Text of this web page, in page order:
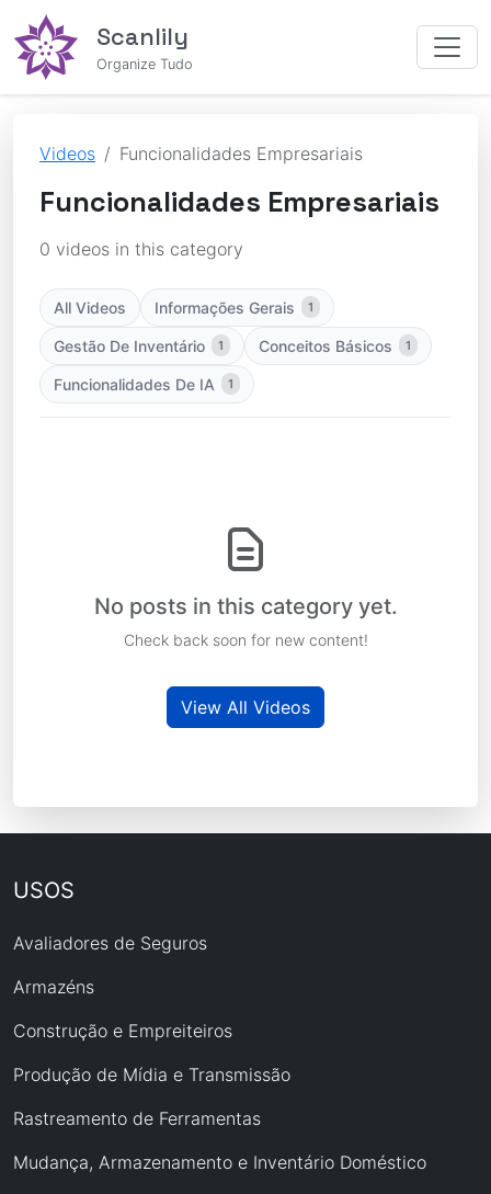
Scanlily
Organize Tudo
Videos Funcionalidades Empresariais
Funcionalidades Empresariais
0 videos in this category
All Videos Informações Gerais 1
Gestão De Inventário 1 Conceitos Básicos 1
Funcionalidades De IA 1
No posts in this category yet.
Check back soon for new content!
View All Videos
USOS
Avaliadores de Seguros
Armazéns
Construção e Empreiteiros
Produção de Mídia e Transmissão
Rastreamento de Ferramentas
Mudança, Armazenamento e Inventário Doméstico